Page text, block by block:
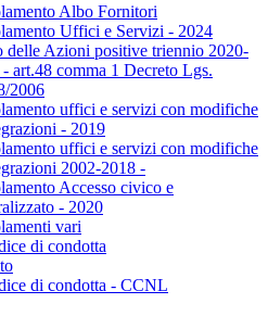
Albo Fornitori
Uffici e Servizi - 2024
delle Azioni positive triennio 2020-
- art.48 comma 1 Decreto Lgs.
2006
uffici e servizi con modifiche
- 2019
uffici e servizi con modifiche
2002-2018 -
Accesso civico e
- 2020
vari
di condotta
di condotta - CCNL